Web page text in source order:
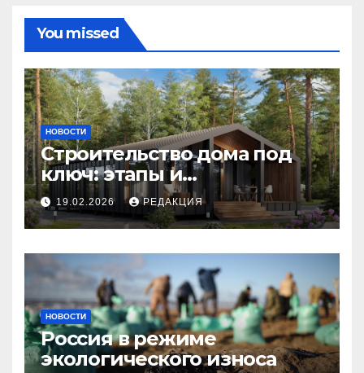
You missed
НОВОСТИ
Строительство дома под
ключ: этапы и
планирование бюджета
19.02.2026 РЕДАКЦИЯ
НОВОСТИ
Россия в режиме
экологического износа